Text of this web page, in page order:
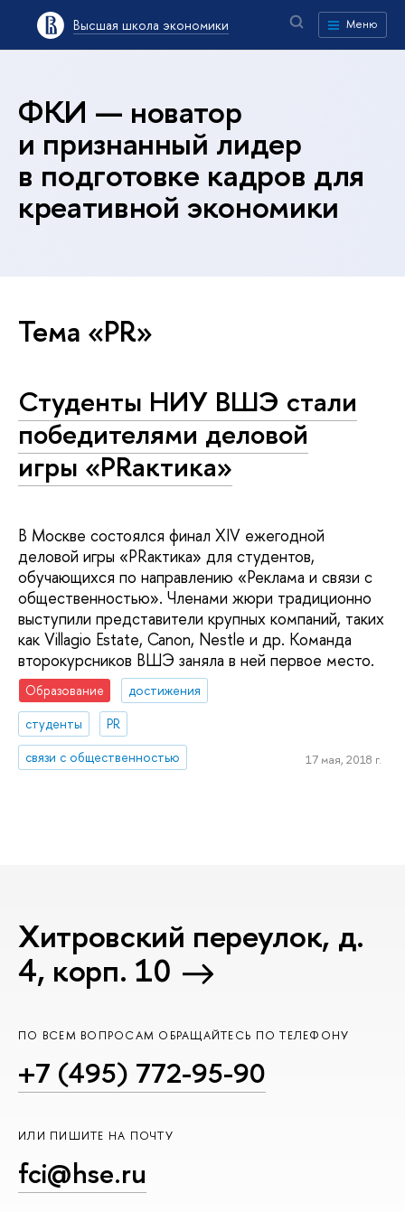
Высшая школа экономики Меню
ФКИ — новатор
и признанный лидер
в подготовке кадров для
креативной экономики
Тема «PR»
Студенты НИУ ВШЭ стали
победителями деловой
игры «PRактика»
В Москве состоялся финал XIV ежегодной
деловой игры «PRактика» для студентов,
обучающихся по направлению «Реклама и связи с
общественностью». Членами жюри традиционно
выступили представители крупных компаний, таких
как Villagio Estate, Canon, Nestle и др. Команда
второкурсников ВШЭ заняла в ней первое место.
Образование
достижения
студенты
PR
связи с общественностью
17 мая, 2018 г.
Хитровский переулок, д.
4, корп. 10
ПО ВСЕМ ВОПРОСАМ ОБРАЩАЙТЕСЬ ПО ТЕЛЕФОНУ
+7 (495) 772-95-90
ИЛИ ПИШИТЕ НА ПОЧТУ
fci@hse.ru